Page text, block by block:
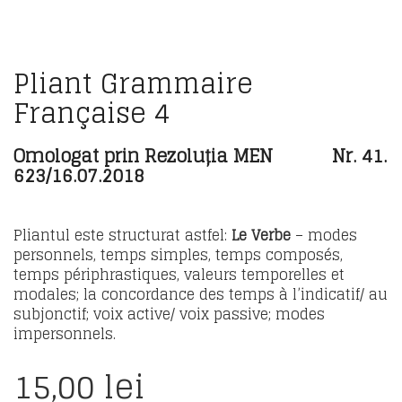
Pliant Grammaire
Française 4
Omologat prin Rezoluția MEN Nr. 41.
623/16.07.2018
Pliantul este structurat astfel: Le Verbe – modes
personnels, temps simples, temps composés,
temps périphrastiques, valeurs temporelles et
modales; la concordance des temps à l’indicatif/ au
subjonctif; voix active/ voix passive; modes
impersonnels.
15,00 lei